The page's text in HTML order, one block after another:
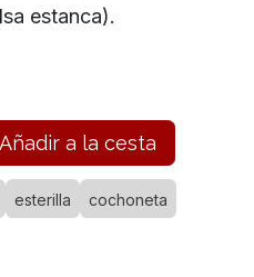
estanca).
Añadir a la cesta
esterilla cochoneta